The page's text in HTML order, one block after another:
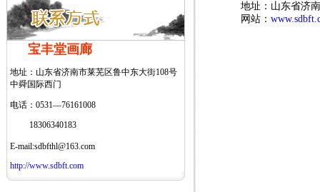
宝丰堂画廊
地址：山东省济南市莱芜区鲁中东大街108号
中舜国际西门
电话：0531—76161008
18306340183
E-mail:sdbfthl@163.com
http://www.sdbft.com
地址：山东省济
网站：